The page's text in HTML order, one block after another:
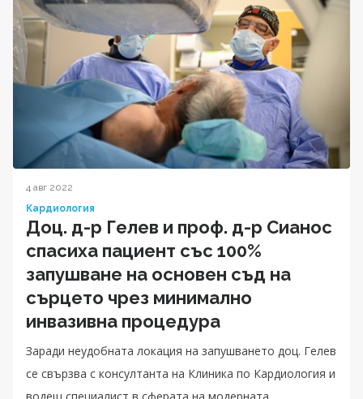
4 авг 2022
Кардиология
Доц. д-р Гелев и проф. д-р Сианос
спасиха пациент със 100%
запушване на основен съд на
сърцето чрез минимално
инвазивна процедура
Заради неудобната локация на запушването доц. Гелев
се свързва с консултанта на Клиника по Кардиология и